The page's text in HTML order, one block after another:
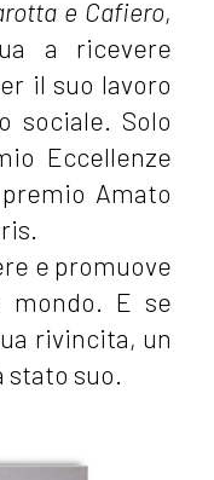
e Cafiero,
a ricevere
il suo lavoro
sociale. Solo
Eccellenze
Amato
e promuove
mondo. E se
rivincita, un
stato suo.